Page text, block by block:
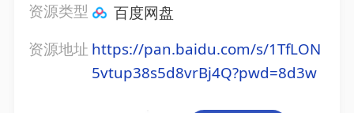
资源类型
百度网盘
资源地址 https://pan.baidu.com/s/1TfLON
5vtup38s5d8vrBj4Q?pwd=8d3w